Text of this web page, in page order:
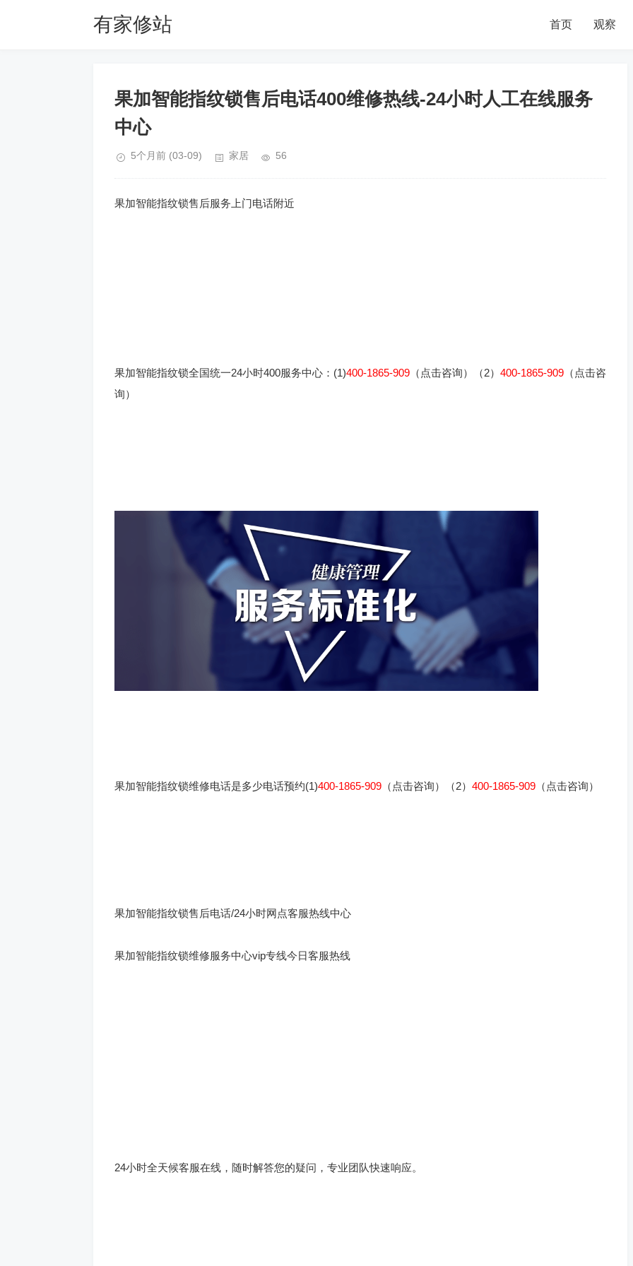
有家修站 首页 观察
果加智能指纹锁售后电话400维修热线-24小时人工在线服务
中心
5个月前 (03-09) 家居 56
果加智能指纹锁售后服务上门电话附近
果加智能指纹锁全国统一24小时400服务中心：(1)400-1865-909 （点击咨询）（2） 400-1865-909 （点击咨
询）
果加智能指纹锁维修电话是多少电话预约(1)400-1865-909 （点击咨询）（2） 400-1865-909 （点击咨询）
果加智能指纹锁售后电话/24小时网点客服热线中心
果加智能指纹锁维修服务中心vip专线今日客服热线
24小时全天候客服在线，随时解答您的疑问，专业团队快速响应。